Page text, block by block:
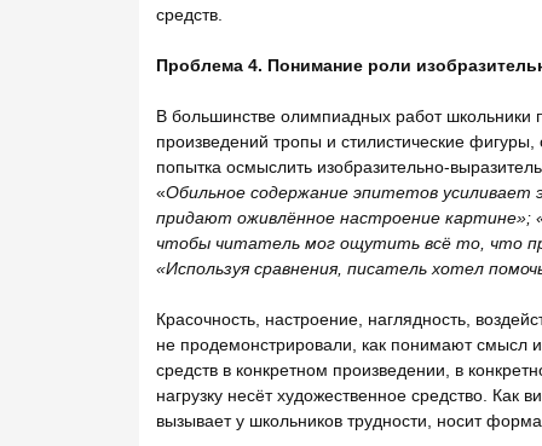
средств.
Проблема 4. Понимание роли
В большинстве олимпиадных работ школьники
произведений тропы и стилистические
попытка осмыслить изобразительно-
«Обильное содержание эпитетов усиливает
придают оживлённое настроение картине»;
чтобы читатель мог ощутить всё то, что
«Используя сравнения, писатель хотел
Красочность, настроение, наглядность,
не продемонстрировали, как понимают смысл
средств в конкретном произведении, в
нагрузку несёт художественное средство. Как
вызывает у школьников трудности, носит